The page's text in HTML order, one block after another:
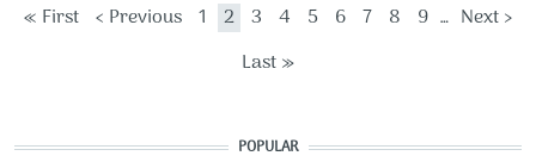
First page
« First Previous page
‹ Previous Page
1 Current page
2 Page
3 Page
4 Page
5 Page
6 Page
7 Page
8 Page
9 … Next
Next ›
Last page
Last »
POPULAR